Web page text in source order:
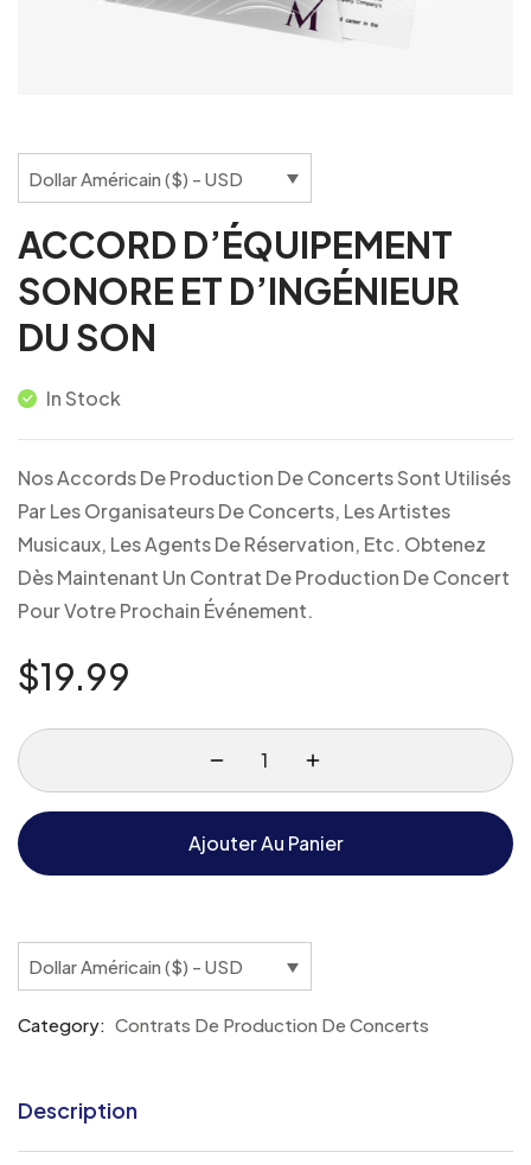
Dollar Américain ($) - USD
ACCORD D’ÉQUIPEMENT
SONORE ET D’INGÉNIEUR
DU SON
In Stock
Nos Accords De Production De Concerts Sont Utilisés
Par Les Organisateurs De Concerts, Les Artistes
Musicaux, Les Agents De Réservation, Etc. Obtenez
Dès Maintenant Un Contrat De Production De Concert
Pour Votre Prochain Événement.
$19.99
Ajouter Au Panier
Dollar Américain ($) - USD
Category: Contrats De Production De Concerts
Description